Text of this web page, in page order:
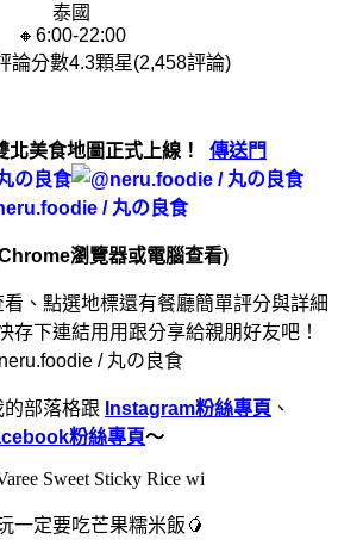
泰國
🔸6:00-22:00
論分數4.3顆星(2,458評論)
北美食地圖正式上線！ 傳送門
瀏覽器或電腦查看)
、點選地標還有餐廳簡單評分與詳細
存下連結用用跟分享給親朋好友吧！
部落格跟 Instagram粉絲專頁 、
粉絲專頁～
一定要吃芒果糯米飯🥭